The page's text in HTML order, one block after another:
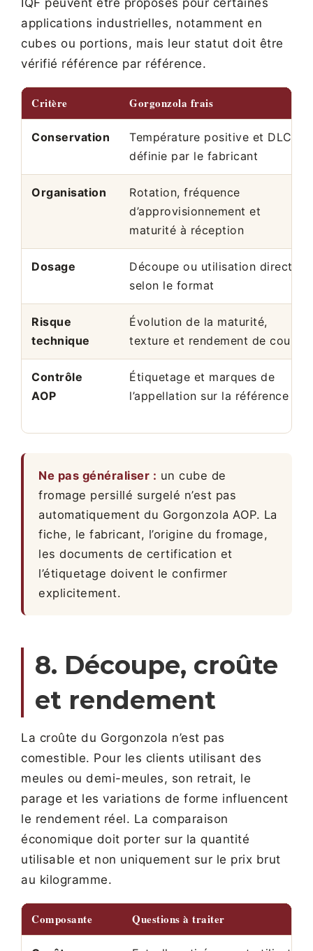
IQF peuvent être proposés pour certaines
applications industrielles, notamment en
cubes ou portions, mais leur statut doit être
vérifié référence par référence.
Critère Gorgonzola frais
Conservation
Température positive et DLC
définie par le fabricant
Organisation
Rotation, fréquence
d’approvisionnement et
maturité à réception
Dosage
Découpe ou utilisation directe
selon le format
Risque
technique
Évolution de la maturité,
texture et rendement de coupe
Contrôle
AOP
Étiquetage et marques de
l’appellation sur la référence
Ne pas généraliser : un cube de
fromage persillé surgelé n’est pas
automatiquement du Gorgonzola AOP. La
fiche, le fabricant, l’origine du fromage,
les documents de certification et
l’étiquetage doivent le confirmer
explicitement.
8. Découpe, croûte
et rendement
La croûte du Gorgonzola n’est pas
comestible. Pour les clients utilisant des
meules ou demi-meules, son retrait, le
parage et les variations de forme influencent
le rendement réel. La comparaison
économique doit porter sur la quantité
utilisable et non uniquement sur le prix brut
au kilogramme.
Composante Questions à traiter